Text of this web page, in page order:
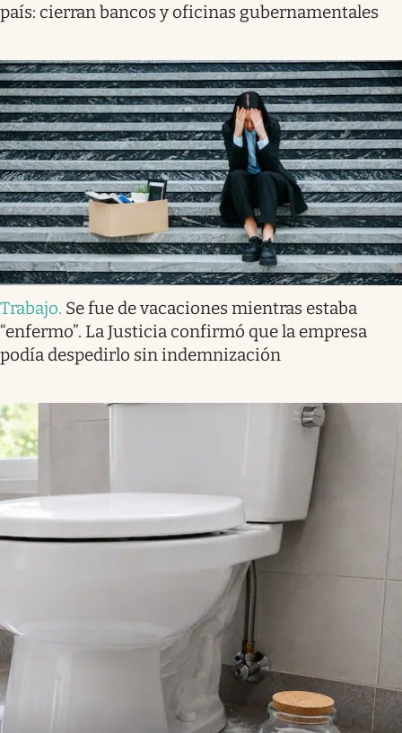
país: cierran bancos y oficinas gubernamentales
Trabajo. Se fue de vacaciones mientras estaba
“enfermo”. La Justicia confirmó que la empresa
podía despedirlo sin indemnización